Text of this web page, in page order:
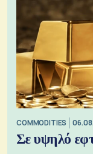
COMMODITIES
Σε υψηλό